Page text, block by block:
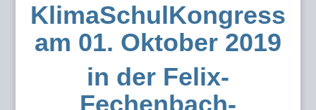
KlimaSchulKongress
am 01. Oktober 2019
in der Felix-
Fechenbach-